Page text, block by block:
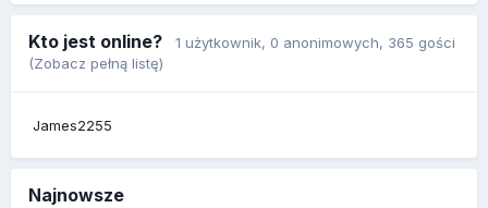
Kto jest online? 1 użytkownik, 0 anonimowych, 365 gości
(Zobacz pełną listę)
James2255
Najnowsze